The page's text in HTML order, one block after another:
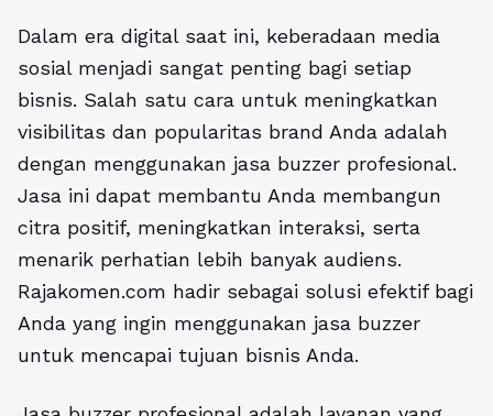
Dalam era digital saat ini, keberadaan media
sosial menjadi sangat penting bagi setiap
bisnis. Salah satu cara untuk meningkatkan
visibilitas dan popularitas brand Anda adalah
dengan menggunakan jasa buzzer profesional.
Jasa ini dapat membantu Anda membangun
citra positif, meningkatkan interaksi, serta
menarik perhatian lebih banyak audiens.
Rajakomen.com hadir sebagai solusi efektif bagi
Anda yang ingin menggunakan jasa buzzer
untuk mencapai tujuan bisnis Anda.